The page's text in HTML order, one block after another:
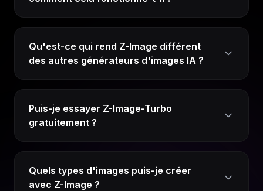
Qu'est-ce qui rend Z-Image différent
des autres générateurs d'images IA ?
Puis-je essayer Z-Image-Turbo
gratuitement ?
Quels types d'images puis-je créer
avec Z-Image ?